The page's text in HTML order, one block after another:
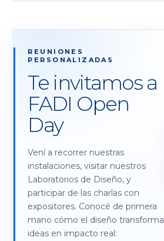
REUNIONES
PERSONALIZADAS
Te invitamos a
FADI Open
Day
Vení a recorrer nuestras
instalaciones, visitar nuestros
Laboratorios de Diseño, y
participar de las charlas con
expositores. Conocé de primera
mano cómo el diseño transforma
ideas en impacto real: